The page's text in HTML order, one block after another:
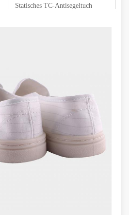
Statisches TC-Antisegeltuch
10e6-10e7Ohm
Weiß mit Streifen
Statische ESD-Antikleider,
Handschuhe